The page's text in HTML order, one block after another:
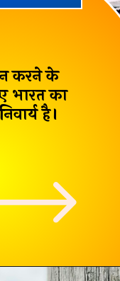
करने के
भारत का
है।